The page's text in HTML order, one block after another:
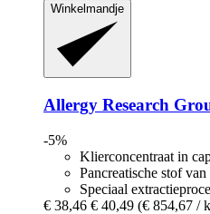
Winkelmandje
Allergy Research
-5%
Klierconcentraat in
Pancreatische stof van
Speciaal
€ 38,46 € 40,49 (€ 854,67 /